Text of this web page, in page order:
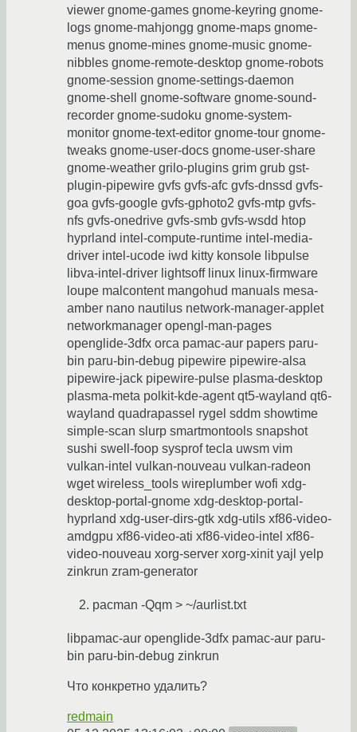
viewer gnome-games gnome-keyring gnome-
logs gnome-mahjongg gnome-maps gnome-
menus gnome-mines gnome-music gnome-
nibbles gnome-remote-desktop gnome-robots
gnome-session gnome-settings-daemon
gnome-shell gnome-software gnome-sound-
recorder gnome-sudoku gnome-system-
monitor gnome-text-editor gnome-tour gnome-
tweaks gnome-user-docs gnome-user-share
gnome-weather grilo-plugins grim grub gst-
plugin-pipewire gvfs gvfs-afc gvfs-dnssd gvfs-
goa gvfs-google gvfs-gphoto2 gvfs-mtp gvfs-
nfs gvfs-onedrive gvfs-smb gvfs-wsdd htop
hyprland intel-compute-runtime intel-media-
driver intel-ucode iwd kitty konsole libpulse
libva-intel-driver lightsoff linux linux-firmware
loupe malcontent mangohud manuals mesa-
amber nano nautilus network-manager-applet
networkmanager opengl-man-pages
openglide-3dfx orca pamac-aur papers paru-
bin paru-bin-debug pipewire pipewire-alsa
pipewire-jack pipewire-pulse plasma-desktop
plasma-meta polkit-kde-agent qt5-wayland qt6-
wayland quadrapassel rygel sddm showtime
simple-scan slurp smartmontools snapshot
sushi swell-foop sysprof tecla uwsm vim
vulkan-intel vulkan-nouveau vulkan-radeon
wget wireless_tools wireplumber wofi xdg-
desktop-portal-gnome xdg-desktop-portal-
hyprland xdg-user-dirs-gtk xdg-utils xf86-video-
amdgpu xf86-video-ati xf86-video-intel xf86-
video-nouveau xorg-server xorg-xinit yajl yelp
zinkrun zram-generator
pacman -Qqm > ~/aurlist.txt
libpamac-aur openglide-3dfx pamac-aur paru-
bin paru-bin-debug zinkrun
Что конкретно удалить?
redmain